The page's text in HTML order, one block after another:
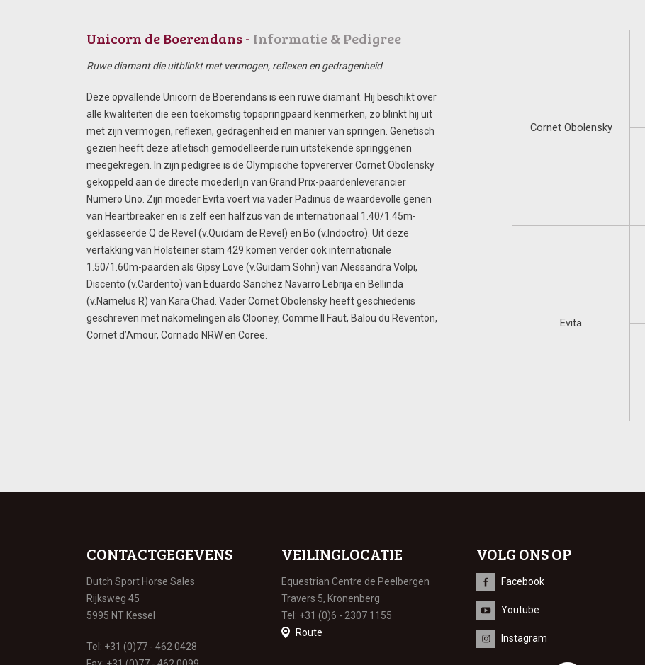
Unicorn de Boerendans - Informatie & Pedigree
Ruwe diamant die uitblinkt met vermogen, reflexen en gedragenheid
Deze opvallende Unicorn de Boerendans is een ruwe diamant. Hij beschikt over
alle kwaliteiten die een toekomstig topspringpaard kenmerken, zo blinkt hij uit
met zijn vermogen, reflexen, gedragenheid en manier van springen. Genetisch
gezien heeft deze atletisch gemodelleerde ruin uitstekende springgenen
meegekregen. In zijn pedigree is de Olympische topvererver Cornet Obolensky
gekoppeld aan de directe moederlijn van Grand Prix-paardenleverancier
Numero Uno. Zijn moeder Evita voert via vader Padinus de waardevolle genen
van Heartbreaker en is zelf een halfzus van de internationaal 1.40/1.45m-
geklasseerde Q de Revel (v.Quidam de Revel) en Bo (v.Indoctro). Uit deze
vertakking van Holsteiner stam 429 komen verder ook internationale
1.50/1.60m-paarden als Gipsy Love (v.Guidam Sohn) van Alessandra Volpi,
Discento (v.Cardento) van Eduardo Sanchez Navarro Lebrija en Bellinda
(v.Namelus R) van Kara Chad. Vader Cornet Obolensky heeft geschiedenis
geschreven met nakomelingen als Clooney, Comme Il Faut, Balou du Reventon,
Cornet d’Amour, Cornado NRW en Coree.
Cornet Obolensky
Evita
CONTACTGEGEVENS
Dutch Sport Horse Sales
Rijksweg 45
5995 NT Kessel
Tel: +31 (0)77 - 462 0428
VEILINGLOCATIE
Equestrian Centre de Peelbergen
Travers 5, Kronenberg
Tel: +31 (0)6 - 2307 1155
Route
VOLG ONS OP
Facebook
Youtube
Instagram